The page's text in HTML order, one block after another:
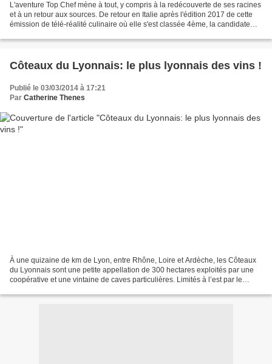
L'aventure Top Chef mène à tout, y compris à la redécouverte de ses racines
et à un retour aux sources. De retour en Italie après l'édition 2017 de cette
émission de télé-réalité culinaire où elle s'est classée 4ème, la candidate
Côteaux du Lyonnais: le plus lyonnais des vins !
Publié le 03/03/2014 à 17:21
Par Catherine Thenes
À une quizaine de km de Lyon, entre Rhône, Loire et Ardèche, les Côteaux
du Lyonnais sont une petite appellation de 300 hectares exploités par une
coopérative et une vintaine de caves particulières. Limités à l’est par le